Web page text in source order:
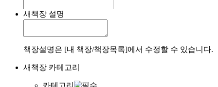
새책장 설명
책장설명은 [내 책장/책장목록]에서 수정할 수 있습니다.
새책장 카테고리